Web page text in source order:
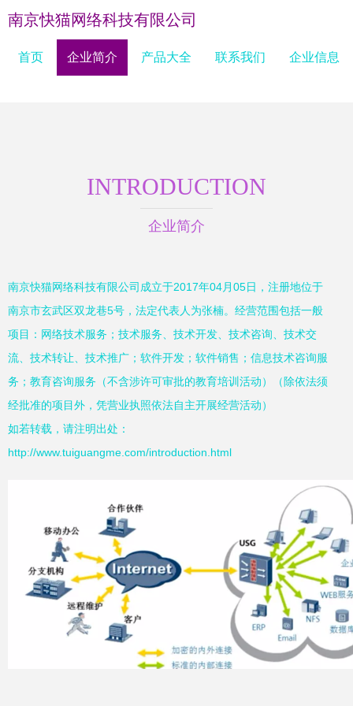
南京快猫网络科技有限公司
首页 企业简介 产品大全 联系我们 企业信息
INTRODUCTION
企业简介
南京快猫网络科技有限公司成立于2017年04月05日，注册地位于
南京市玄武区双龙巷5号，法定代表人为张楠。经营范围包括一般
项目：网络技术服务；技术服务、技术开发、技术咨询、技术交
流、技术转让、技术推广；软件开发；软件销售；信息技术咨询服
务；教育咨询服务（不含涉许可审批的教育培训活动）（除依法须
经批准的项目外，凭营业执照依法自主开展经营活动）
如若转载，请注明出处：
http://www.tuiguangme.com/introduction.html